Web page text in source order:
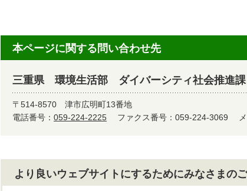
本ページに関する問い合わせ先
三重県 環境生活部 ダイバーシティ社会推進課
〒514-8570 津市広明町13番地
電話番号： 059-224-2225 ファクス番号：059-224-3069
より良いウェブサイトにするためにみなさまの